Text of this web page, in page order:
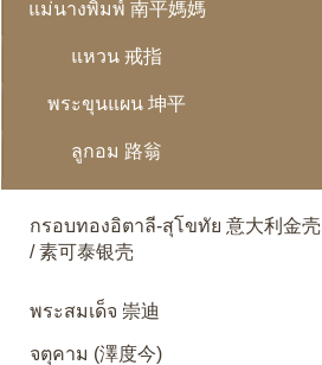
แม่นางพิมพ์ 南平媽媽
แหวน 戒指
พระขุนแผน 坤平
ลูกอม 路翁
กรอบทองอิตาลี-สุโขทัย 意大利金壳
/ 素可泰银壳
พระสมเด็จ 崇迪
จตุคาม (澤度今)